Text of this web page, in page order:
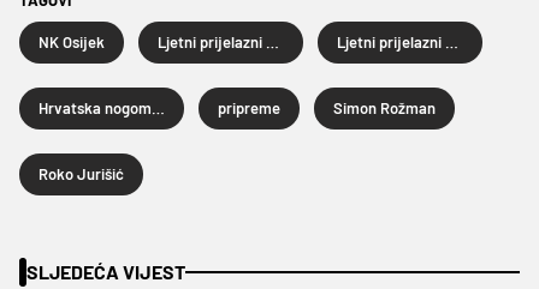
NK Osijek
pripreme Simon Rožman
Roko Jurišić
SLJEDEĆA VIJEST